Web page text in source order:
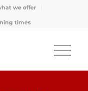
we offer
times